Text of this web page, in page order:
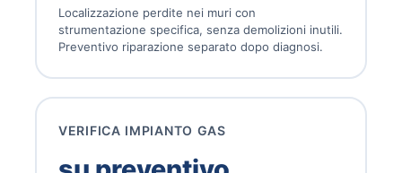
Localizzazione perdite nei muri con
strumentazione specifica, senza demolizioni inutili.
Preventivo riparazione separato dopo diagnosi.
VERIFICA IMPIANTO GAS